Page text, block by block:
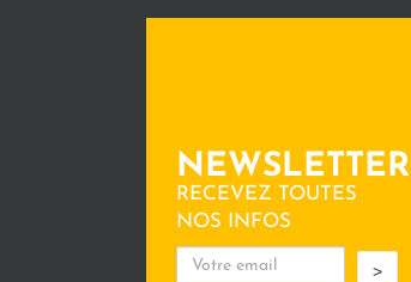
NEWSLETTER
RECEVEZ TOUTES
NOS INFOS
>